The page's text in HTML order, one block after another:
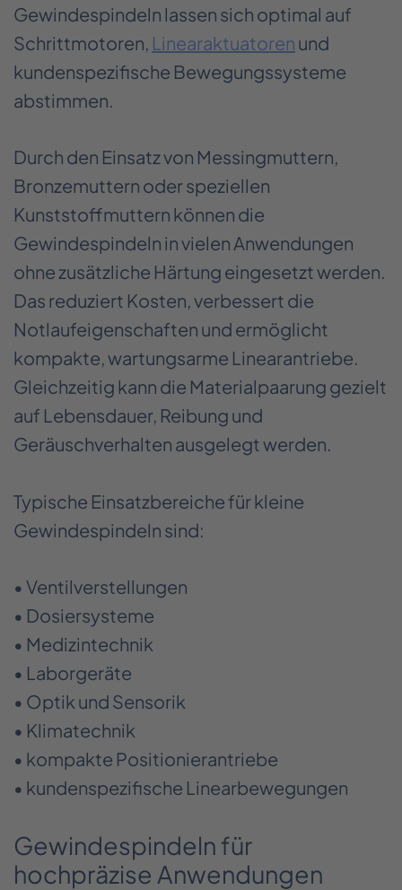
Gewindespindeln lassen sich optimal auf
Schrittmotoren, Linearaktuatoren und
kundenspezifische Bewegungssysteme
abstimmen.
Durch den Einsatz von Messingmuttern,
Bronzemuttern oder speziellen
Kunststoffmuttern können die
Gewindespindeln in vielen Anwendungen
ohne zusätzliche Härtung eingesetzt werden.
Das reduziert Kosten, verbessert die
Notlaufeigenschaften und ermöglicht
kompakte, wartungsarme Linearantriebe.
Gleichzeitig kann die Materialpaarung gezielt
auf Lebensdauer, Reibung und
Geräuschverhalten ausgelegt werden.
Typische Einsatzbereiche für kleine
Gewindespindeln sind:
• Ventilverstellungen
• Dosiersysteme
• Medizintechnik
• Laborgeräte
• Optik und Sensorik
• Klimatechnik
• kompakte Positionierantriebe
• kundenspezifische Linearbewegungen
Gewindespindeln für
hochpräzise Anwendungen